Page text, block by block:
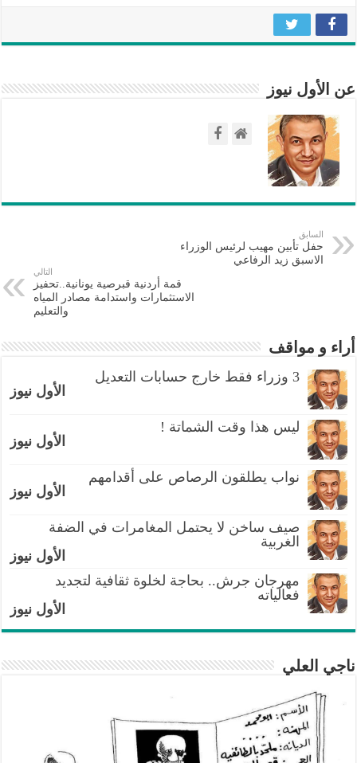
عن الأول نيوز
السابق
حفل تأبين مهيب لرئيس الوزراء
الاسبق زيد الرفاعي
التالي
قمة أردنية قبرصية يونانية..تحفيز
الاستثمارات واستدامة مصادر المياه
والتعليم
أراء و مواقف
3 وزراء فقط خارج حسابات التعديل
الأول نيوز
ليس هذا وقت الشماتة !
الأول نيوز
نواب يطلقون الرصاص على أقدامهم
الأول نيوز
صيف ساخن لا يحتمل المغامرات في الضفة
الغربية
الأول نيوز
مهرجان جرش.. بحاجة لخلوة ثقافية لتجديد
فعالياته
الأول نيوز
ناجي العلي